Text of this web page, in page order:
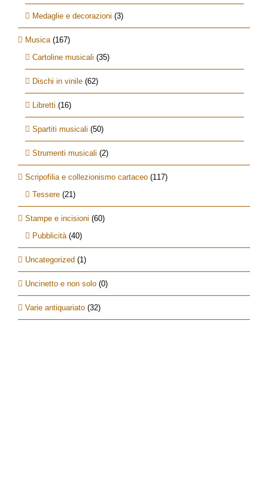
Medaglie e decorazioni (3)
Musica (167)
Cartoline musicali (35)
Dischi in vinile (62)
Libretti (16)
Spartiti musicali (50)
Strumenti musicali (2)
Scripofilia e collezionismo cartaceo (117)
Tessere (21)
Stampe e incisioni (60)
Pubblicità (40)
Uncategorized (1)
Uncinetto e non solo (0)
Varie antiquariato (32)